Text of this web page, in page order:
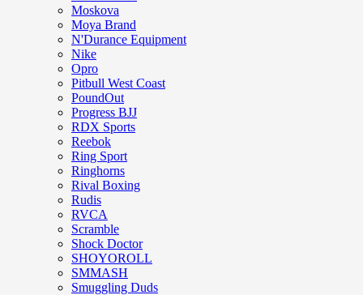
Moskova
Moya Brand
N'Durance Equipment
Nike
Opro
Pitbull West Coast
PoundOut
Progress BJJ
RDX Sports
Reebok
Ring Sport
Ringhorns
Rival Boxing
Rudis
RVCA
Scramble
Shock Doctor
SHOYOROLL
SMMASH
Smuggling Duds